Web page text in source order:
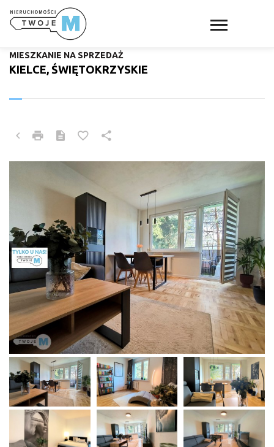
KIELCE, ŚWIĘTOKRZYSKIE
MIESZKANIE NA SPRZEDAŻ